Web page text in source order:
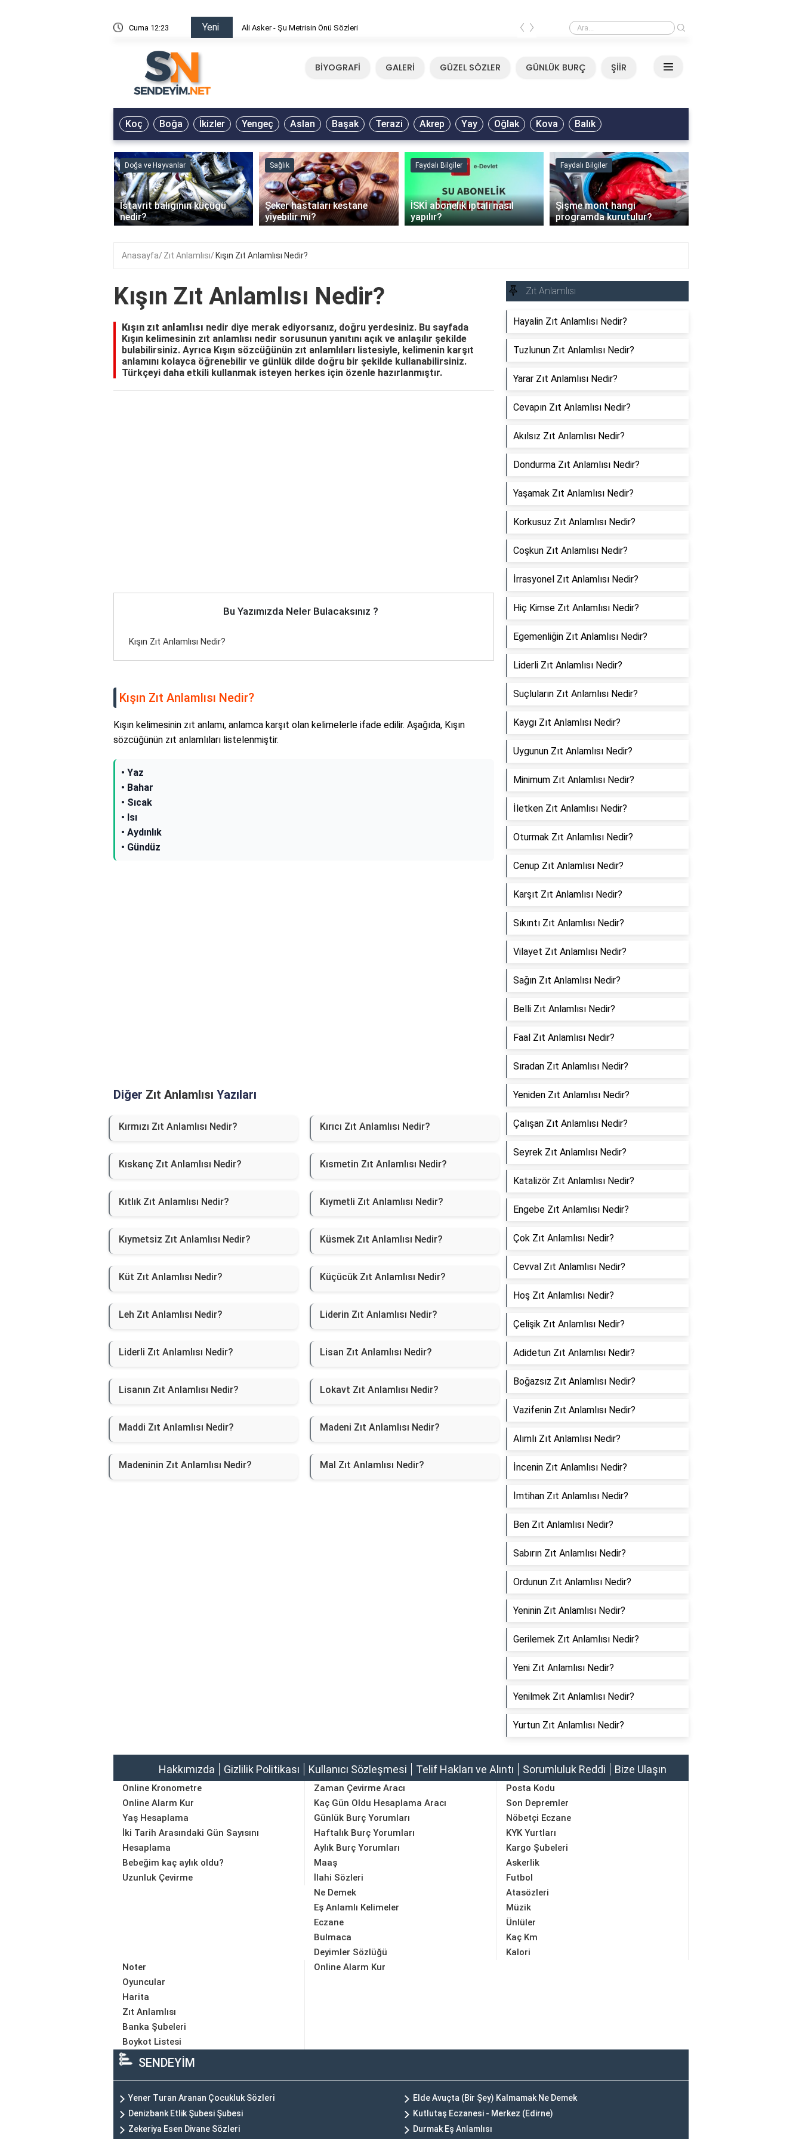
Cuma 12:23 Yeni Ali Asker - Şu Metrisin Önü Sözleri Mirkelam - Tavla Sözleri
‹ ›
BİYOGRAFİ GALERİ GÜZEL SÖZLER GÜNLÜK BURÇ ŞİİR
Koç Boğa İkizler Yengeç Aslan Başak Terazi Akrep Yay Oğlak Kova Balık
Doğa ve Hayvanlar
İstavrit balığının küçüğü
nedir?
Sağlık
Şeker hastaları kestane
yiyebilir mi?
Faydalı Bilgiler
İSKİ abonelik iptali nasıl
yapılır?
Faydalı Bilgiler
Şişme mont hangi
programda kurutulur?
‹ ›
Anasayfa Zıt Anlamlısı Kışın Zıt Anlamlısı Nedir?
Kışın Zıt Anlamlısı Nedir?
Kışın zıt anlamlısı nedir diye merak ediyorsanız, doğru yerdesiniz. Bu sayfada
Kışın kelimesinin zıt anlamlısı nedir sorusunun yanıtını açık ve anlaşılır şekilde
bulabilirsiniz. Ayrıca Kışın sözcüğünün zıt anlamlıları listesiyle, kelimenin karşıt
anlamını kolayca öğrenebilir ve günlük dilde doğru bir şekilde kullanabilirsiniz.
Türkçeyi daha etkili kullanmak isteyen herkes için özenle hazırlanmıştır.
Bu Yazımızda Neler Bulacaksınız ?
Kışın Zıt Anlamlısı Nedir?
Kışın Zıt Anlamlısı Nedir?
Kışın kelimesinin zıt anlamı, anlamca karşıt olan kelimelerle ifade edilir. Aşağıda, Kışın
sözcüğünün zıt anlamlıları listelenmiştir.
• Yaz
• Bahar
• Sıcak
• Isı
• Aydınlık
• Gündüz
Diğer Zıt Anlamlısı Yazıları
Kırmızı Zıt Anlamlısı Nedir? Kırıcı Zıt Anlamlısı Nedir?
Kıskanç Zıt Anlamlısı Nedir? Kısmetin Zıt Anlamlısı Nedir?
Kıtlık Zıt Anlamlısı Nedir? Kıymetli Zıt Anlamlısı Nedir?
Kıymetsiz Zıt Anlamlısı Nedir? Küsmek Zıt Anlamlısı Nedir?
Küt Zıt Anlamlısı Nedir? Küçücük Zıt Anlamlısı Nedir?
Leh Zıt Anlamlısı Nedir? Liderin Zıt Anlamlısı Nedir?
Liderli Zıt Anlamlısı Nedir? Lisan Zıt Anlamlısı Nedir?
Lisanın Zıt Anlamlısı Nedir? Lokavt Zıt Anlamlısı Nedir?
Maddi Zıt Anlamlısı Nedir? Madeni Zıt Anlamlısı Nedir?
Madeninin Zıt Anlamlısı Nedir? Mal Zıt Anlamlısı Nedir?
Zıt Anlamlısı
Hayalin Zıt Anlamlısı Nedir?
Tuzlunun Zıt Anlamlısı Nedir?
Yarar Zıt Anlamlısı Nedir?
Cevapın Zıt Anlamlısı Nedir?
Akılsız Zıt Anlamlısı Nedir?
Dondurma Zıt Anlamlısı Nedir?
Yaşamak Zıt Anlamlısı Nedir?
Korkusuz Zıt Anlamlısı Nedir?
Coşkun Zıt Anlamlısı Nedir?
İrrasyonel Zıt Anlamlısı Nedir?
Hiç Kimse Zıt Anlamlısı Nedir?
Egemenliğin Zıt Anlamlısı Nedir?
Liderli Zıt Anlamlısı Nedir?
Suçluların Zıt Anlamlısı Nedir?
Kaygı Zıt Anlamlısı Nedir?
Uygunun Zıt Anlamlısı Nedir?
Minimum Zıt Anlamlısı Nedir?
İletken Zıt Anlamlısı Nedir?
Oturmak Zıt Anlamlısı Nedir?
Cenup Zıt Anlamlısı Nedir?
Karşıt Zıt Anlamlısı Nedir?
Sıkıntı Zıt Anlamlısı Nedir?
Vilayet Zıt Anlamlısı Nedir?
Sağın Zıt Anlamlısı Nedir?
Belli Zıt Anlamlısı Nedir?
Faal Zıt Anlamlısı Nedir?
Sıradan Zıt Anlamlısı Nedir?
Yeniden Zıt Anlamlısı Nedir?
Çalışan Zıt Anlamlısı Nedir?
Seyrek Zıt Anlamlısı Nedir?
Katalizör Zıt Anlamlısı Nedir?
Engebe Zıt Anlamlısı Nedir?
Çok Zıt Anlamlısı Nedir?
Cevval Zıt Anlamlısı Nedir?
Hoş Zıt Anlamlısı Nedir?
Çelişik Zıt Anlamlısı Nedir?
Adidetun Zıt Anlamlısı Nedir?
Boğazsız Zıt Anlamlısı Nedir?
Vazifenin Zıt Anlamlısı Nedir?
Alımlı Zıt Anlamlısı Nedir?
İncenin Zıt Anlamlısı Nedir?
İmtihan Zıt Anlamlısı Nedir?
Ben Zıt Anlamlısı Nedir?
Sabırın Zıt Anlamlısı Nedir?
Ordunun Zıt Anlamlısı Nedir?
Yeninin Zıt Anlamlısı Nedir?
Gerilemek Zıt Anlamlısı Nedir?
Yeni Zıt Anlamlısı Nedir?
Yenilmek Zıt Anlamlısı Nedir?
Yurtun Zıt Anlamlısı Nedir?
Hakkımızda Gizlilik Politikası Kullanıcı Sözleşmesi Telif Hakları ve Alıntı Sorumluluk Reddi Bize Ulaşın
Online Kronometre
Online Alarm Kur
Yaş Hesaplama
İki Tarih Arasındaki Gün Sayısını
Hesaplama
Bebeğim kaç aylık oldu?
Uzunluk Çevirme
Zaman Çevirme Aracı
Kaç Gün Oldu Hesaplama Aracı
Günlük Burç Yorumları
Haftalık Burç Yorumları
Aylık Burç Yorumları
Maaş
Posta Kodu
Son Depremler
Nöbetçi Eczane
KYK Yurtları
Kargo Şubeleri
Askerlik
İlahi Sözleri
Ne Demek
Eş Anlamlı Kelimeler
Eczane
Bulmaca
Deyimler Sözlüğü
Futbol
Atasözleri
Müzik
Ünlüler
Kaç Km
Kalori
Noter
Oyuncular
Harita
Zıt Anlamlısı
Banka Şubeleri
Boykot Listesi
Online Alarm Kur
SENDEYİM
Yener Turan Aranan Çocukluk Sözleri
Elde Avuçta (Bir Şey) Kalmamak Ne Demek
Denizbank Etlik Şubesi Şubesi
Kutlutaş Eczanesi - Merkez (Edirne)
Zekeriya Esen Divane Sözleri
Durmak Eş Anlamlısı